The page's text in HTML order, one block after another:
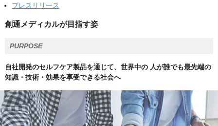
プレスリリース
創通メディカルが目指す姿
PURPOSE
自社開発のセルフケア製品を通じて、世界中の 人が誰でも最先端の
知識・技術・効果を享受できる社会へ